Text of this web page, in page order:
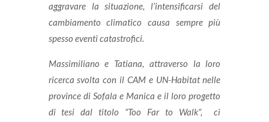
aggravare la situazione, l’intensificarsi del
cambiamento climatico causa sempre più
spesso eventi catastrofici.
Massimiliano e Tatiana, attraverso la loro
ricerca svolta con il CAM e UN-Habitat nelle
province di Sofala e Manica e il loro progetto
di tesi dal titolo “Too Far to Walk”, ci